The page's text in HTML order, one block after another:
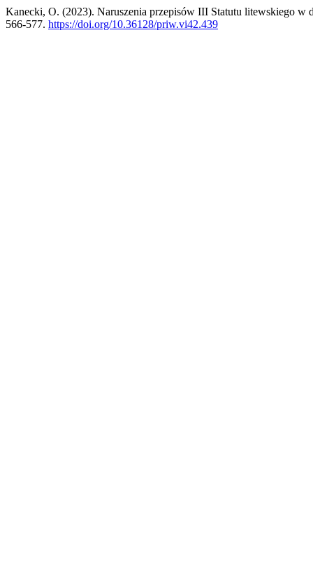
Kanecki, O. (2023). Naruszenia przepisów III Statutu litewskiego
566-577. https://doi.org/10.36128/priw.vi42.439